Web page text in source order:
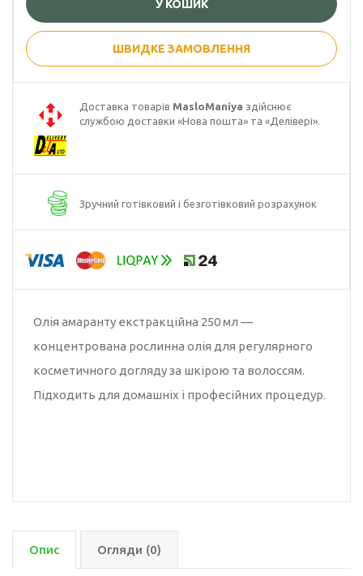
Гарбузова олія
Чорного кмину
олія
Часникова олія
Ядер
кондитерського
соняшника
Кокосова олія
У КОШИК
ШВИДКЕ ЗАМОВЛЕННЯ
Доставка товарів MasloManiya здійснює
службою доставки «Нова пошта» та «Делівері».
Зручний готівковий і безготівковий розрахунок
Олія амаранту екстракційна 250 мл —
концентрована рослинна олія для регулярного
косметичного догляду за шкірою та волоссям.
Підходить для домашніх і професійних процедур.
Опис Огляди (0)